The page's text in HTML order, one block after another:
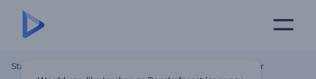
Startseite Einleitung Zum Tag Der Abschlussfeier